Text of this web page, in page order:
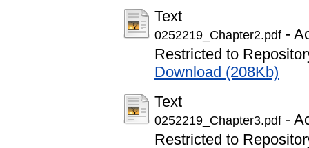
Text
0252219_Chapter2.pdf -
Restricted to
Download (208Kb)
Text
0252219_Chapter3.pdf -
Restricted to